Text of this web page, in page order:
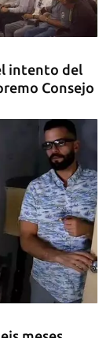
intento del
Consejo